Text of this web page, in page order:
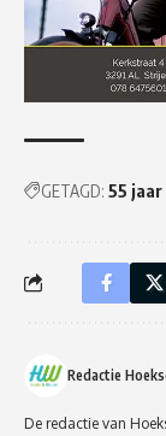
GETAGD: 55 jaar
Redactie
De redactie van